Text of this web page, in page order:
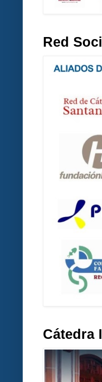
Red
Cátedra